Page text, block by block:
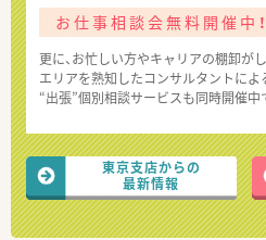
お仕事相談会無料開催中！
更に、お忙しい方やキャリアの棚卸が
エリアを熟知したコンサルタントによ
“出張”個別相談サービスも同時開催中
東京支店からの
最新情報